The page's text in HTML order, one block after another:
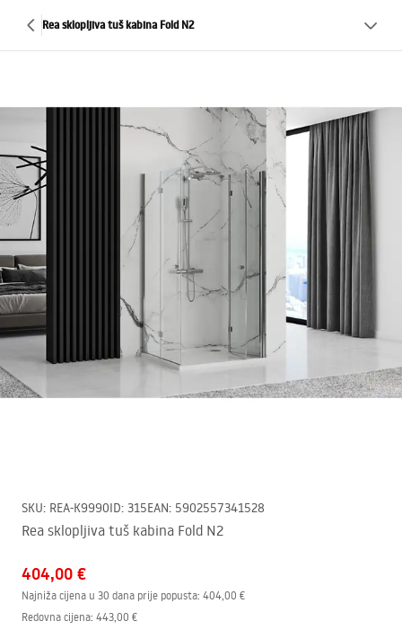
Rea sklopljiva tuš kabina Fold N2
SKU: REA-K9990ID: 315EAN: 5902557341528
Rea sklopljiva tuš kabina Fold N2
404,00 €
Najniža cijena u 30 dana prije popusta: 404,00 €
Redovna cijena: 443,00 €